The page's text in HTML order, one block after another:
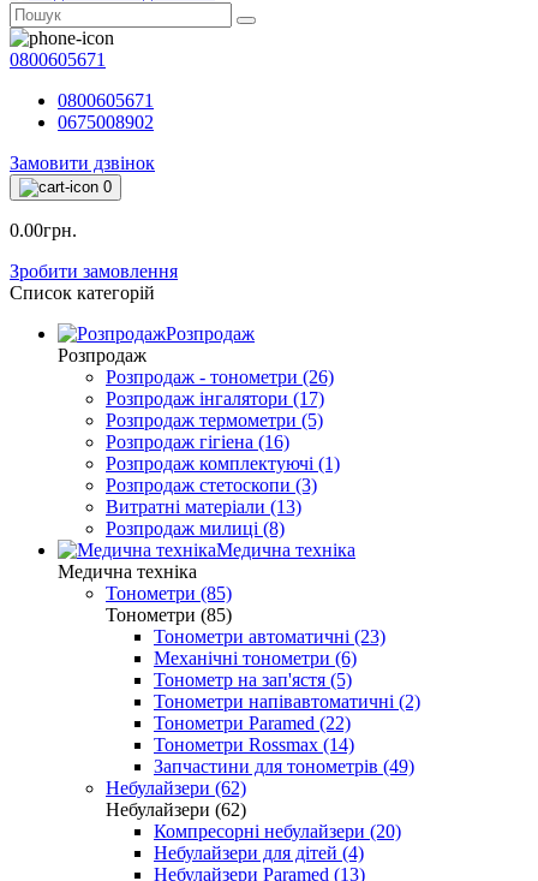
0800605671
0800605671
0675008902
Замовити дзвінок
0
0.00грн.
Зробити замовлення
Список категорій
Розпродаж
Розпродаж
Розпродаж - тонометри (26)
Розпродаж інгалятори (17)
Розпродаж термометри (5)
Розпродаж гігіена (16)
Розпродаж комплектуючі (1)
Розпродаж стетоскопи (3)
Витратні матеріали (13)
Розпродаж милиці (8)
Медична техніка
Медична техніка
Тонометри (85)
Тонометри (85)
Тонометри автоматичні (23)
Механічні тонометри (6)
Тонометр на зап'ястя (5)
Тонометри напівавтоматичні (2)
Тонометри Paramed (22)
Тонометри Rossmax (14)
Запчастини для тонометрів (49)
Небулайзери (62)
Небулайзери (62)
Компресорні небулайзери (20)
Небулайзери для дітей (4)
Небулайзери Paramed (13)